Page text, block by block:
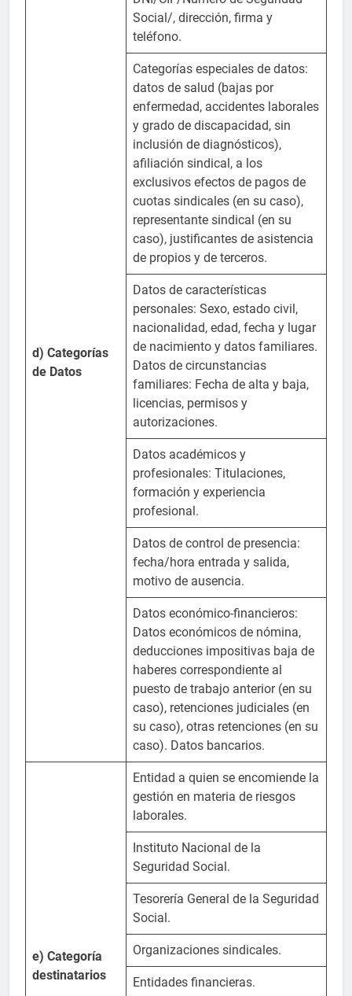
d) Categorías
de Datos
Social/, dirección, firma y
teléfono.
Categorías especiales de datos:
datos de salud (bajas por
enfermedad, accidentes laborales
y grado de discapacidad, sin
inclusión de diagnósticos),
afiliación sindical, a los
exclusivos efectos de pagos de
cuotas sindicales (en su caso),
representante sindical (en su
caso), justificantes de asistencia
de propios y de terceros.
Datos de características
personales: Sexo, estado civil,
nacionalidad, edad, fecha y lugar
de nacimiento y datos familiares.
Datos de circunstancias
familiares: Fecha de alta y baja,
licencias, permisos y
autorizaciones.
Datos académicos y
profesionales: Titulaciones,
formación y experiencia
profesional.
Datos de control de presencia:
fecha/hora entrada y salida,
motivo de ausencia.
Datos económico-financieros:
Datos económicos de nómina,
deducciones impositivas baja de
haberes correspondiente al
puesto de trabajo anterior (en su
caso), retenciones judiciales (en
su caso), otras retenciones (en su
caso). Datos bancarios.
e) Categoría
destinatarios
Entidad a quien se encomiende la
gestión en materia de riesgos
laborales.
Instituto Nacional de la
Seguridad Social.
Tesorería General de la Seguridad
Social.
Organizaciones sindicales.
Entidades financieras.